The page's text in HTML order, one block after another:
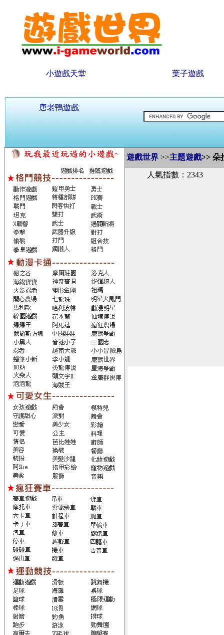
小遊戲天堂 葉子遊戲
唐老鴨遊戲
遊戲世界 >>主題遊戲>> 朵
人氣指數：2343